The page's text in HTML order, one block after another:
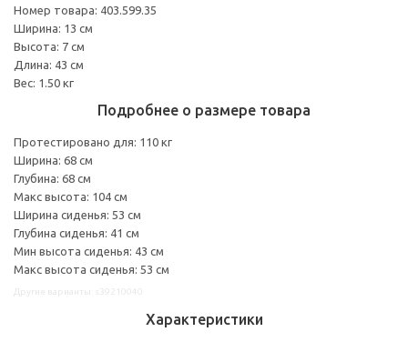
Номер товара: 403.599.35
Ширина: 13 см
Высота: 7 см
Длина: 43 см
Вес: 1.50 кг
Подробнее о размере товара
Протестировано для: 110 кг
Ширина: 68 см
Глубина: 68 см
Макс высота: 104 см
Ширина сиденья: 53 см
Глубина сиденья: 41 см
Мин высота сиденья: 43 см
Макс высота сиденья: 53 см
Характеристики